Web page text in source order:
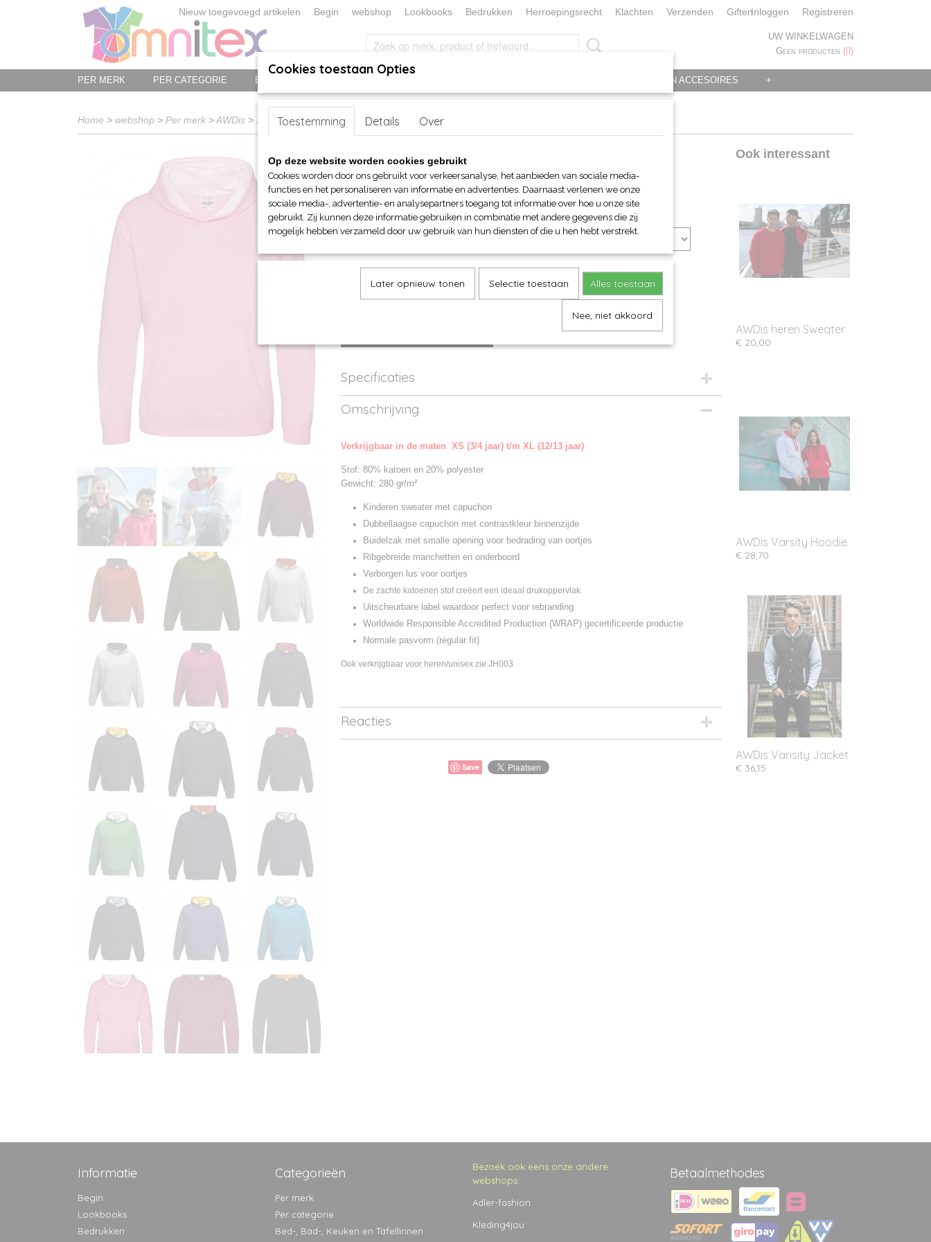
Nieuw toegevoegd artikelen Begin webshop Lookbooks Bedrukken Herroepingsrecht Klachten Verzenden GiftenInloggen Registreren
UW WINKELWAGEN
Geen producten (0)
PER MERK PER CATEGORIE BED-, BAD-, KEUKEN EN TAFELLINNEN KERST/FEEST KLEDING EN ACCESOIRES +
Home > webshop > Per merk >AWDis > Just Hoods> AWDis Kids Varsity Hoodie
AWDis Kids Varsity Hoodie
€ 23,65 (inclusief btw 21%)
Maat Kleur
Specificaties
Productcode
Productcode leverancier
Omschrijving
Verkrijgbaar in de maten XS (3/4 jaar) t/m XL (12/13 jaar)
Stof: 80% katoen en 20% polyester
Gewicht: 280 gr/m²
Kinderen sweater met capuchon
Dubbellaagse capuchon met contrastkleur binnenzijde
Buidelzak met smalle opening voor bedrading van oortjes
Ribgebreide manchetten en onderboord
Verborgen lus voor oortjes
De zachte katoenen stof creëert een ideaal drukoppervlak
Uitscheurbare label waardoor perfect voor rebranding
Worldwide Responsible Accredited Production (WRAP) gecertificeerde productie
Normale pasvorm (regular fit)
Ook verkrijgbaar voor heren/unisex zie JH003
Reacties
Save
Ook interessant
AWDis heren Sweater
€ 20,00
AWDis Varsity Hoodie
€ 28,70
AWDis Varisity Jacket
€ 36,15
Informatie
Begin
Lookbooks
Bedrukken
Categorieën
Per merk
Per categorie
Bed-, Bad-, Keuken en Tafellinnen
Bezoek ook eens onze andere
webshops:
Adler-fashion
Kleding4jou
Betaalmethodes
Cookies toestaan Opties
Toestemming Details Over
Op deze website worden cookies gebruikt
Cookies worden door ons gebruikt voor verkeersanalyse, het aanbieden van sociale media-
functies en het personaliseren van informatie en advertenties. Daarnaast verlenen we onze
sociale media-, advertentie- en analysepartners toegang tot informatie over hoe u onze site
gebruikt. Zij kunnen deze informatie gebruiken in combinatie met andere gegevens die zij
mogelijk hebben verzameld door uw gebruik van hun diensten of die u hen hebt verstrekt.
Later opnieuw tonen Selectie toestaan Alles toestaan
Nee, niet akkoord